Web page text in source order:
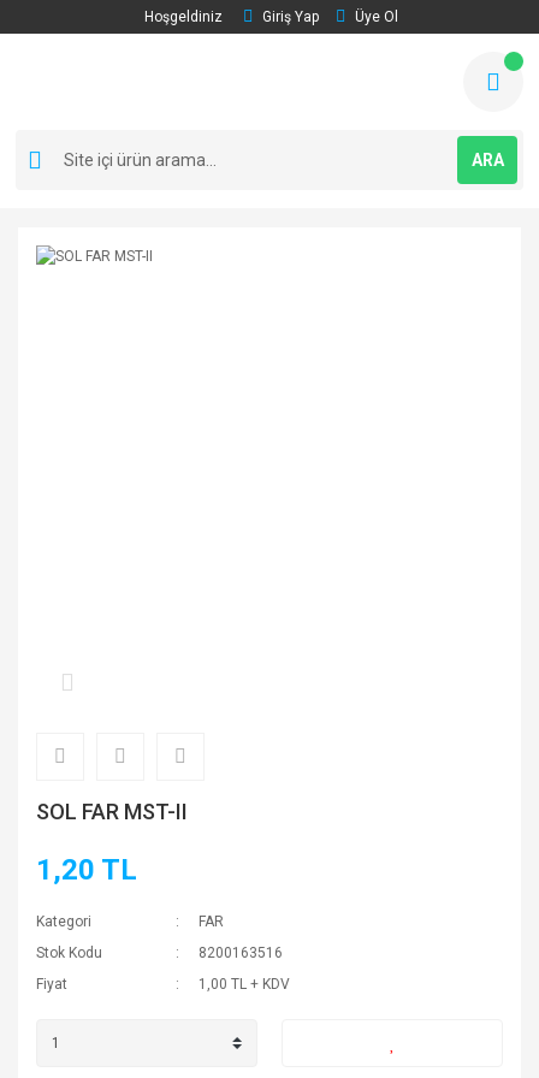
Hoşgeldiniz Giriş Yap Üye Ol
ARA
SOL FAR MST-II
1,20 TL
Kategori
FAR
Stok Kodu
8200163516
Fiyat
1,00 TL + KDV